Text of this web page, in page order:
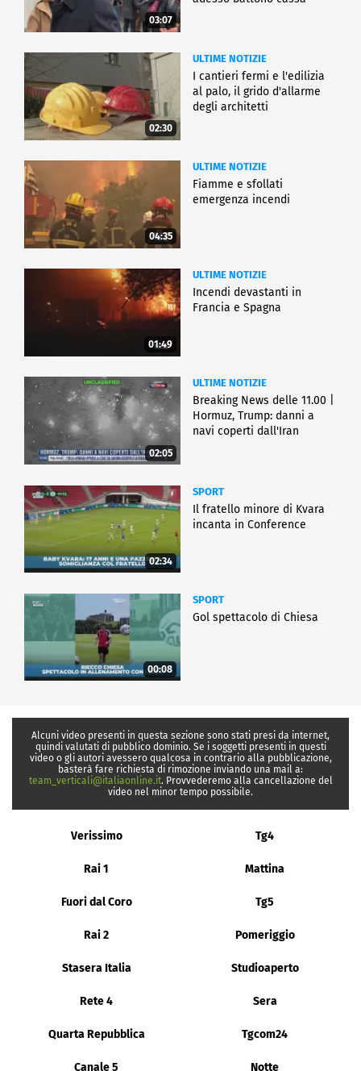
03:07
02:30
ULTIME NOTIZIE
I cantieri fermi e l'edilizia
al palo, il grido d'allarme
degli architetti
04:35
ULTIME NOTIZIE
Fiamme e sfollati
emergenza incendi
01:49
ULTIME NOTIZIE
Incendi devastanti in
Francia e Spagna
02:05
ULTIME NOTIZIE
Breaking News delle 11.00 |
Hormuz, Trump: danni a
navi coperti dall'Iran
02:34
SPORT
Il fratello minore di Kvara
incanta in Conference
00:08
SPORT
Gol spettacolo di Chiesa
Alcuni video presenti in questa sezione sono stati presi da internet,
quindi valutati di pubblico dominio. Se i soggetti presenti in questi
video o gli autori avessero qualcosa in contrario alla pubblicazione,
basterà fare richiesta di rimozione inviando una mail a:
team_verticali@italiaonline.it. Provvederemo alla cancellazione del
video nel minor tempo possibile.
Verissimo Tg4
Rai 1 Mattina
Fuori dal Coro Tg5
Rai 2 Pomeriggio
Stasera Italia Studioaperto
Rete 4 Sera
Quarta Repubblica Tgcom24
Canale 5 Notte